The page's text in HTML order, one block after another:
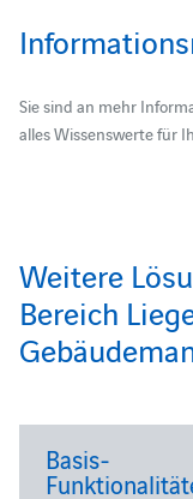
Sie sind an mehr
alles Wissenswerte für
Weitere
Bereich
Basis-